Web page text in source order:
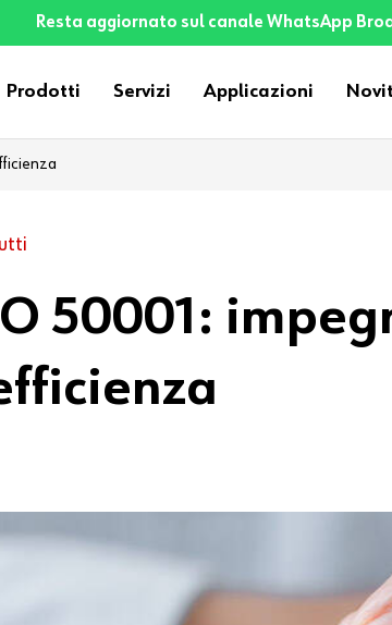
Resta aggiornato sul canale WhatsApp
Prodotti Servizi Applicazioni
50001: